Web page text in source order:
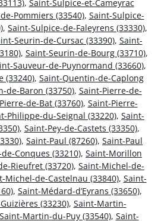
, Saint-Sulpice-et-Cameyrac
Pommiers (33540), Saint-Sulpice-
, Saint-Sulpice-de-Faleyrens (33330),
Seurin-de-Cursac (33390), Saint-
, Saint-Seurin-de-Bourg (33710),
Sauveur-de-Puynormand (33660),
(33240), Saint-Quentin-de-Caplong
de-Baron (33750), Saint-Pierre-de-
de-Bat (33760), Saint-Pierre-
Philippe-du-Seignal (33220), Saint-
, Saint-Pey-de-Castets (33350),
, Saint-Paul (87260), Saint-Paul
Conques (33210), Saint-Morillon
Rieufret (33720), Saint-Michel-de-
Michel-de-Castelnau (33840), Saint-
, Saint-Médard-d’Eyrans (33650),
(33230), Saint-Martin-
Saint-Martin-du-Puy (33540), Saint-